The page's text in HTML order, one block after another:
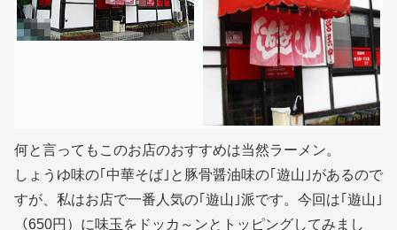
何と言ってもこのお店のおすすめは当然ラーメン。
しょうゆ味の｢中華そば｣と豚骨醤油味の｢遊山｣があるので
すが、私はお店で一番人気の｢遊山｣派です。今回は｢遊山｣
（650円）に味玉をドッカ～ンとトッピングしてみまし